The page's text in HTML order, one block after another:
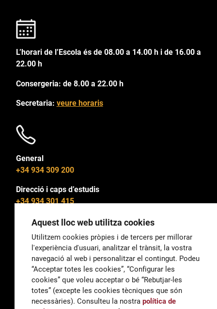
L’horari de l’Escola és de 08.00 a 14.00 h i de 16.00 a
22.00 h
Consergeria: de 8.00 a 22.00 h
Secretaria: veure horaris
General
+34 934 309 200
Direcció i caps d’estudis
+34 934 301 415
General
correu@escoladeltreball.org
Informació
informacio@escoladeltreball.org
Aquest lloc web utilitza cookies
Utilitzem cookies pròpies i de tercers per millorar
l'experiència d'usuari, analitzar el trànsit, la vostra
navegació al web i personalitzar el contingut. Podeu
“Acceptar totes les cookies”, “Configurar les
cookies” que voleu acceptar o bé “Rebutjar-les
totes” (excepte les cookies tècniques que són
necessàries). Consulteu la nostra política de